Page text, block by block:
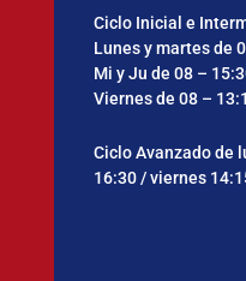
Ciclo Inicial e
Lunes y martes de
Mi y Ju de 08 –
Viernes de 08 –
Ciclo Avanzado de
16:30 / viernes